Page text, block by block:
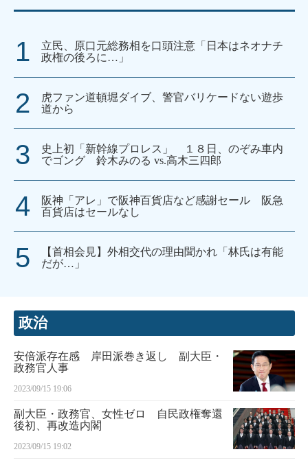
立民、原口元総務相を口頭注意「日本はネオナチ
政権の後ろに…」
虎ファン道頓堀ダイブ、警官バリケードない遊歩
道から
史上初「新幹線プロレス」 １８日、のぞみ車内
でゴング 鈴木みのる vs.高木三四郎
阪神「アレ」で阪神百貨店など感謝セール 阪急
百貨店はセールなし
【首相会見】外相交代の理由聞かれ「林氏は有能
だが…」
政治
安倍派存在感 岸田派巻き返し 副大臣・
政務官人事
2023/09/15 19:06
副大臣・政務官、女性ゼロ 自民政権奪還
後初、再改造内閣
2023/09/15 19:02